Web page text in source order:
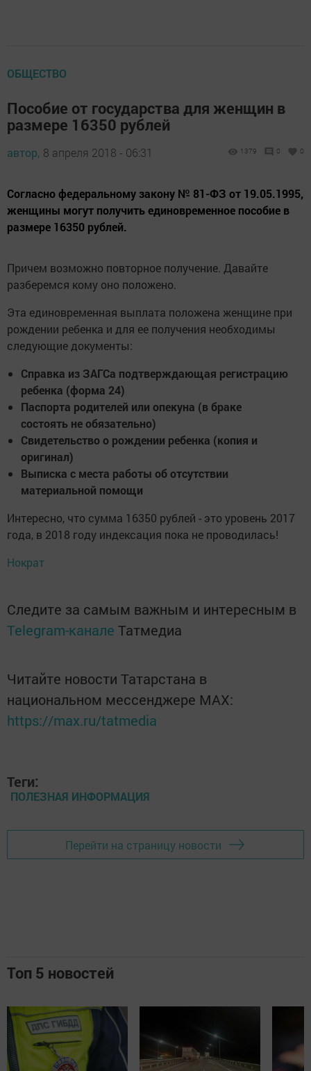
ОБЩЕСТВО
Пособие от государства для женщин в
размере 16350 рублей
автор, 8 апреля 2018 - 06:31 1379 0 0
Согласно федеральному закону № 81-ФЗ от 19.05.1995,
женщины могут получить единовременное пособие в
размере 16350 рублей.
Причем возможно повторное получение. Давайте
разберемся кому оно положено.
Эта единовременная выплата положена женщине при
рождении ребенка и для ее получения необходимы
следующие документы:
Справка из ЗАГСа подтверждающая регистрацию
ребенка (форма 24)
Паспорта родителей или опекуна (в браке
состоять не обязательно)
Свидетельство о рождении ребенка (копия и
оригинал)
Выписка с места работы об отсутствии
материальной помощи
Интересно, что сумма 16350 рублей - это уровень 2017
года, в 2018 году индексация пока не проводилась!
Нократ
Следите за самым важным и интересным в
Telegram-канале Татмедиа
Читайте новости Татарстана в
национальном мессенджере MАХ:
https://max.ru/tatmedia
Теги:
ПОЛЕЗНАЯ ИНФОРМАЦИЯ
Перейти на страницу новости
Топ 5 новостей